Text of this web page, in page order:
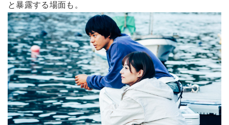
と暴露する場面も。